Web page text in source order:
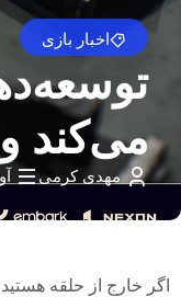
اخبار بازی
می‌کند
مهدی کرمی
اگر خارج از حلقه هستید